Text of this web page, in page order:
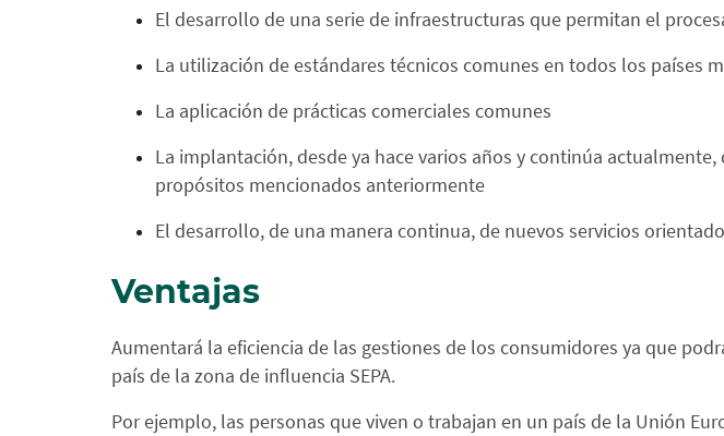
El desarrollo de una serie de infraestructuras que permitan el
La utilización de estándares técnicos comunes en todos los países
La aplicación de prácticas comerciales comunes
La implantación, desde ya hace varios años y continúa
propósitos mencionados anteriormente
El desarrollo, de una manera continua, de nuevos servicios
Ventajas
Aumentará la eficiencia de las gestiones de los consumidores ya que
país de la zona de influencia SEPA.
Por ejemplo, las personas que viven o trabajan en un país de la Unión